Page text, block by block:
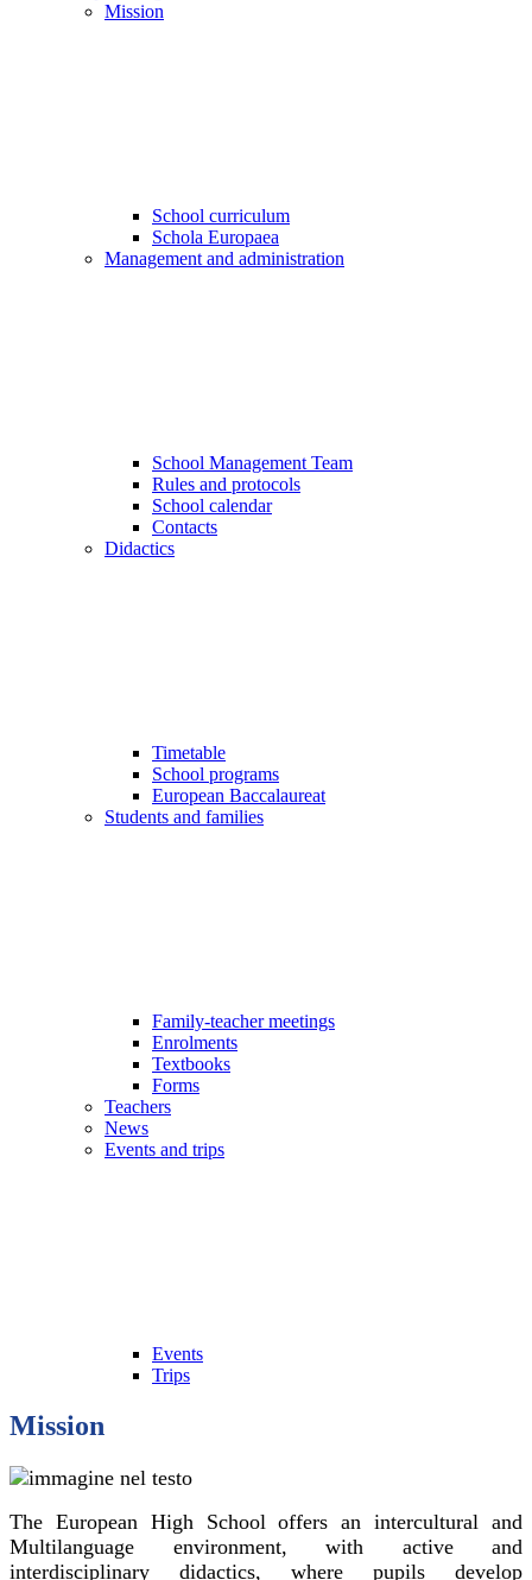
Mission
School curriculum
Schola Europaea
Management and administration
School Management Team
Rules and protocols
School calendar
Contacts
Didactics
Timetable
School programs
European Baccalaureat
Students and families
Family-teacher meetings
Enrolments
Textbooks
Forms
Teachers
News
Events and trips
Events
Trips
Mission
The European High School offers an intercultural and
Multilanguage environment, with active and
interdisciplinary didactics, where pupils develop